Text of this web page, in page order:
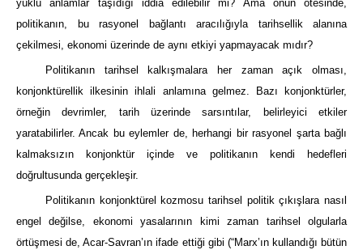
yüklü anlamlar taşıdığı iddia edilebilir mi? Ama onun ötesinde,
politikanın, bu rasyonel bağlantı aracılığıyla tarihsellik alanına
çekilmesi, ekonomi üzerinde de aynı etkiyi yapmayacak mıdır?
Politikanın tarihsel kalkışmalara her zaman açık olması,
konjonktürellik ilkesinin ihlali anlamına gelmez. Bazı konjonktürler,
örneğin devrimler, tarih üzerinde sarsıntılar, belirleyici etkiler
yaratabilirler. Ancak bu eylemler de, herhangi bir rasyonel şarta bağlı
kalmaksızın konjonktür içinde ve politikanın kendi hedefleri
doğrultusunda gerçekleşir.
Politikanın konjonktürel kozmosu tarihsel politik çıkışlara nasıl
engel değilse, ekonomi yasalarının kimi zaman tarihsel olgularla
örtüşmesi de, Acar-Savran’ın ifade ettiği gibi (“Marx’ın kullandığı bütün